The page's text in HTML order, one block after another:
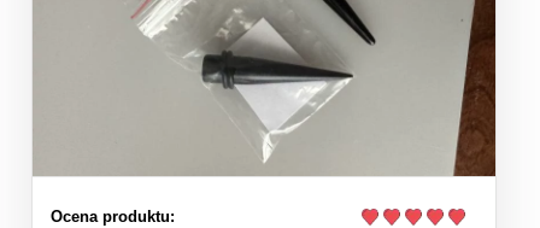
Ocena produktu: